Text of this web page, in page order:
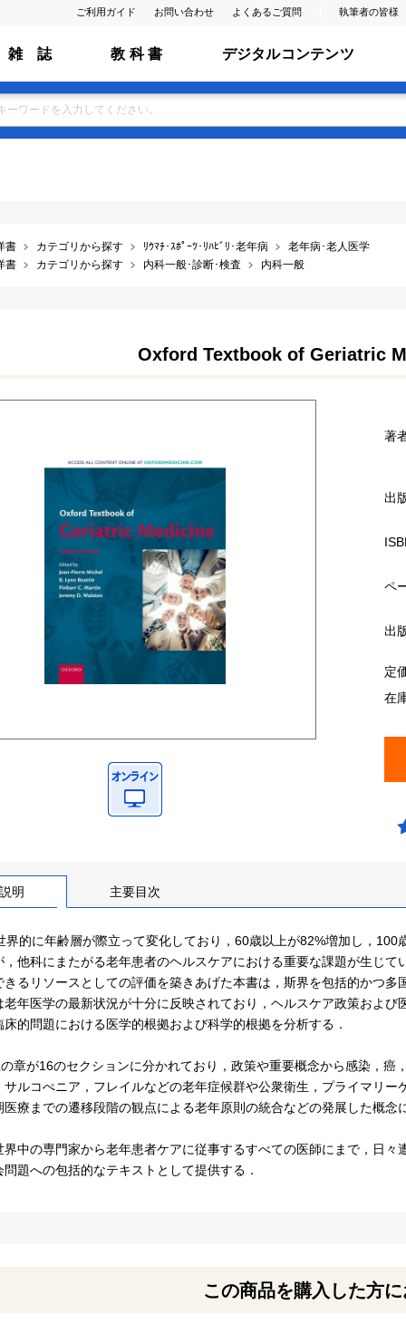
ご利用ガイド お問い合わせ よくあるご質問 執筆者の皆様
雑 誌 教 科 書 デジタルコンテンツ
書 カテゴリから探す ﾘｳﾏﾁ･ｽﾎﾟｰﾂ･ﾘﾊﾋﾞﾘ･老年病
老年病･老人医学
書 カテゴリから探す 内科一般･診断･検査 内科一般
Oxford Textbook of Geriatric
著
出
ペ
出
在
定
明 主要目次
界的に年齢層が際立って変化しており，60歳以上が82%増加し，
，他科にまたがる老年患者のヘルスケアにおける重要な課題が生じて
きるリソースとしての評価を築きあげた本書は，斯界を包括的かつ多
老年医学の最新状況が十分に反映されており，ヘルスケア政策およ
床的問題における医学的根拠および科学的根拠を分析する．
章が16のセクションに分かれており，政策や重要概念から感染，
サルコぺニア，フレイルなどの老年症候群や公衆衛生，プライマリ
医療までの遷移段階の観点による老年原則の統合などの発展した概念
界中の専門家から老年患者ケアに従事するすべての医師にまで，日
問題への包括的なテキストとして提供する．
この商品を購入した方